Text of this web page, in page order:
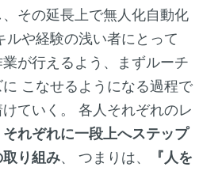
その延長上で無人化自動化
ルや経験の浅い者にとって
が行えるよう、まずルーチ
こなせるようになる過程で
ていく。
各人それぞれのレ
それぞれに一段上へステップ
り組み、 つまりは、
『人を